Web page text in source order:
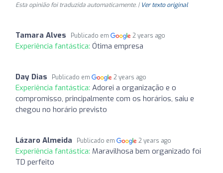
Esta opinião foi traduzida automaticamente. | Ver texto original
Tamara Alves Publicado em 2 years ago
Experiência fantástica: Ótima empresa
Day Dias Publicado em 2 years ago
Experiência fantástica: Adorei a organização e o
compromisso, principalmente com os horários, saiu e
chegou no horário previsto
Lázaro Almeida Publicado em 2 years ago
Experiência fantástica: Maravilhosa bem organizado foi
TD perfeito